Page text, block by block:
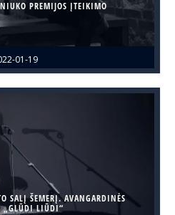
01-19
PREMIJOS ĮTEIKIMO
SALĮ ŠEMERĮ. AVANGARDINĖS
„GLŪDI LIŪDI“